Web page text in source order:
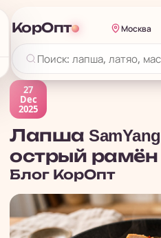
КорОпт Москва
27
Dec
2025
Лапша SamYang
острый
Блог КорОпт